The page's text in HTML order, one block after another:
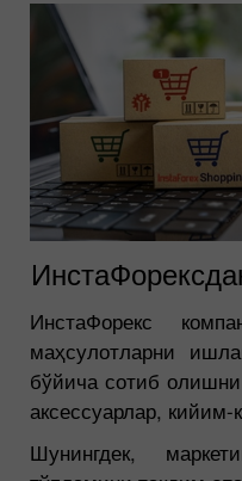
ИнстаФорекс
маҳсулотларни
бўйича сотиб
аксессуарлар, кийим-
Шунингдек,